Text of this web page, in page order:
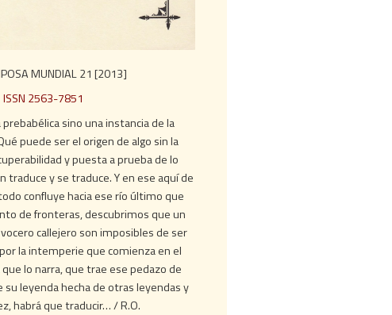
MUNDIAL 21 [2013]
ISSN 2563-7851
sino una instancia de la
puede ser el origen de algo sin la
y puesta a prueba de lo
traduce y se traduce. Y en ese aquí de
confluye hacia ese río último que
de fronteras, descubrimos que un
callejero son imposibles de ser
la intemperie que comienza en el
lo narra, que trae ese pedazo de
su leyenda hecha de otras leyendas y
habrá que traducir… / R.O.